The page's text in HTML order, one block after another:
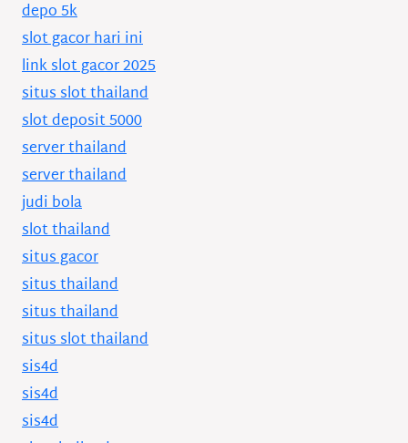
depo 5k
slot gacor hari ini
link slot gacor 2025
situs slot thailand
slot deposit 5000
server thailand
server thailand
judi bola
slot thailand
situs gacor
situs thailand
situs thailand
situs slot thailand
sis4d
sis4d
sis4d